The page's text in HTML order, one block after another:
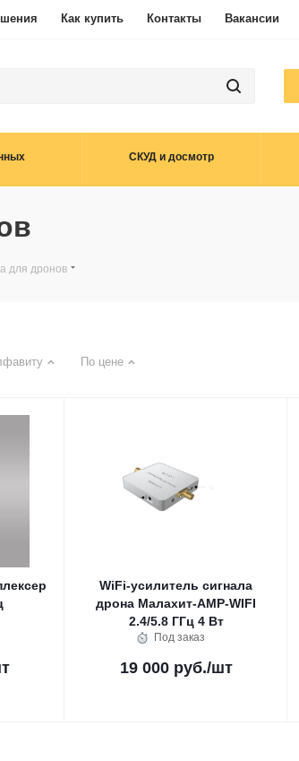
Как купить Контакты Вакансии
СКУД и досмотр
для дронов
По цене
WiFi-усилитель сигнала
дрона Малахит-AMP-WIFI
2.4/5.8 ГГц 4 Вт
Под заказ
19 000 руб./шт